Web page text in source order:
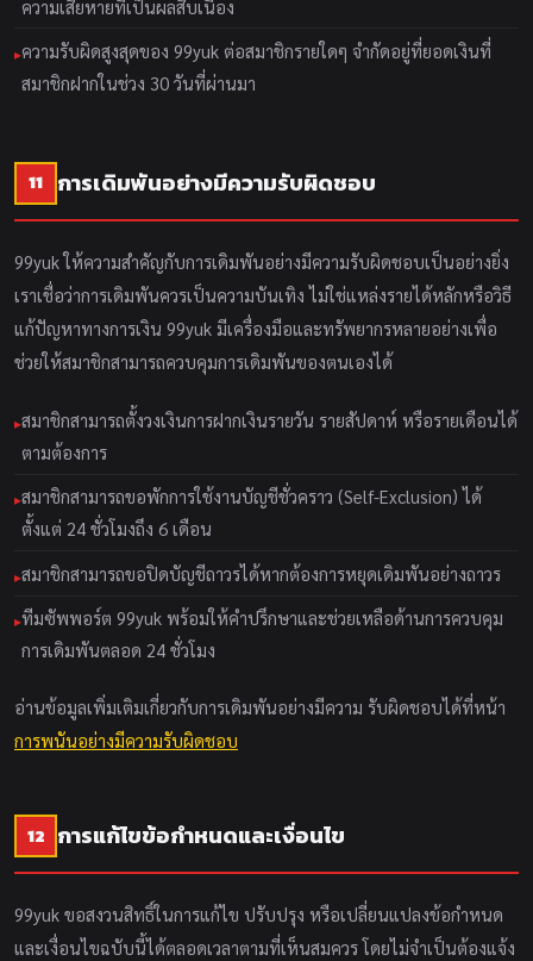
ความเสียหายที่เป็นผลสืบเนื่อง
ความรับผิดสูงสุดของ 99yuk ต่อสมาชิกรายใดๆ จำกัดอยู่ที่ยอดเงินที่
สมาชิกฝากในช่วง 30 วันที่ผ่านมา
11 การเดิมพันอย่างมีความรับผิดชอบ
99yuk ให้ความสำคัญกับการเดิมพันอย่างมีความรับผิดชอบเป็นอย่างยิ่ง
เราเชื่อว่าการเดิมพันควรเป็นความบันเทิง ไม่ใช่แหล่งรายได้หลักหรือวิธี
แก้ปัญหาทางการเงิน 99yuk มีเครื่องมือและทรัพยากรหลายอย่างเพื่อ
ช่วยให้สมาชิกสามารถควบคุมการเดิมพันของตนเองได้
สมาชิกสามารถตั้งวงเงินการฝากเงินรายวัน รายสัปดาห์ หรือรายเดือนได้
ตามต้องการ
สมาชิกสามารถขอพักการใช้งานบัญชีชั่วคราว (Self-Exclusion) ได้
ตั้งแต่ 24 ชั่วโมงถึง 6 เดือน
สมาชิกสามารถขอปิดบัญชีถาวรได้หากต้องการหยุดเดิมพันอย่างถาวร
ทีมซัพพอร์ต 99yuk พร้อมให้คำปรึกษาและช่วยเหลือด้านการควบคุม
การเดิมพันตลอด 24 ชั่วโมง
อ่านข้อมูลเพิ่มเติมเกี่ยวกับการเดิมพันอย่างมีความ รับผิดชอบได้ที่หน้า
การพนันอย่างมีความรับผิดชอบ
12 การแก้ไขข้อกำหนดและเงื่อนไข
99yuk ขอสงวนสิทธิ์ในการแก้ไข ปรับปรุง หรือเปลี่ยนแปลงข้อกำหนด
และเงื่อนไขฉบับนี้ได้ตลอดเวลาตามที่เห็นสมควร โดยไม่จำเป็นต้องแจ้ง